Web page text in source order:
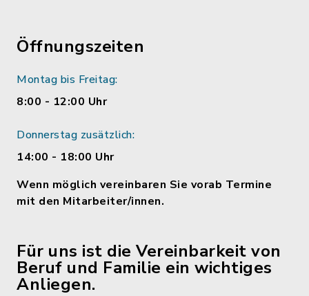
Öffnungszeiten
Montag bis Freitag:
8:00 - 12:00 Uhr
Donnerstag zusätzlich:
14:00 - 18:00 Uhr
Wenn möglich vereinbaren Sie vorab Termine
mit den Mitarbeiter/innen.
Für uns ist die Vereinbarkeit von
Beruf und Familie ein wichtiges
Anliegen.